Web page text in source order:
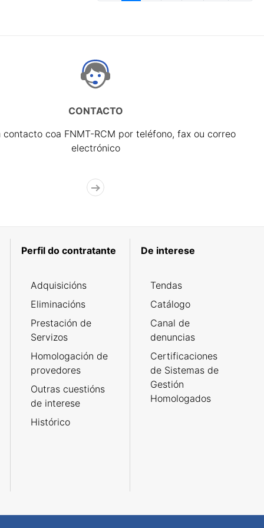
CONTACTO
contacto coa FNMT-RCM por teléfono, fax ou correo
electrónico
Perfil do contratante
Adquisicións
Eliminacións
Prestación de
Servizos
Homologación de
provedores
Outras cuestións
de interese
Histórico
De interese
Tendas
Catálogo
Canal de
denuncias
Certificaciones
de Sistemas de
Gestión
Homologados